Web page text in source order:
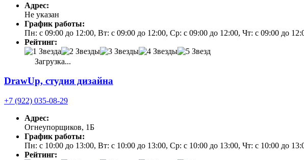
Адрес:
Не указан
График работы:
Пн: с 09:00 до 12:00, Вт: с 09:00 до 12:00, Ср: с 09:00 до 12:00, Чт: с 09:00 до
Рейтинг:
Загрузка...
DrawUp, студия дизайна
+7 (922) 035-08-29
Адрес:
Огнеупорщиков, 1Б
График работы:
Пн: с 10:00 до 13:00, Вт: с 10:00 до 13:00, Ср: с 10:00 до 13:00, Чт: с 10:00 до
Рейтинг: